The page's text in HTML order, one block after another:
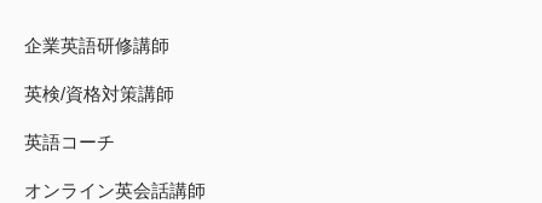
企業英語研修講師
英検/資格対策講師
英語コーチ
オンライン英会話講師